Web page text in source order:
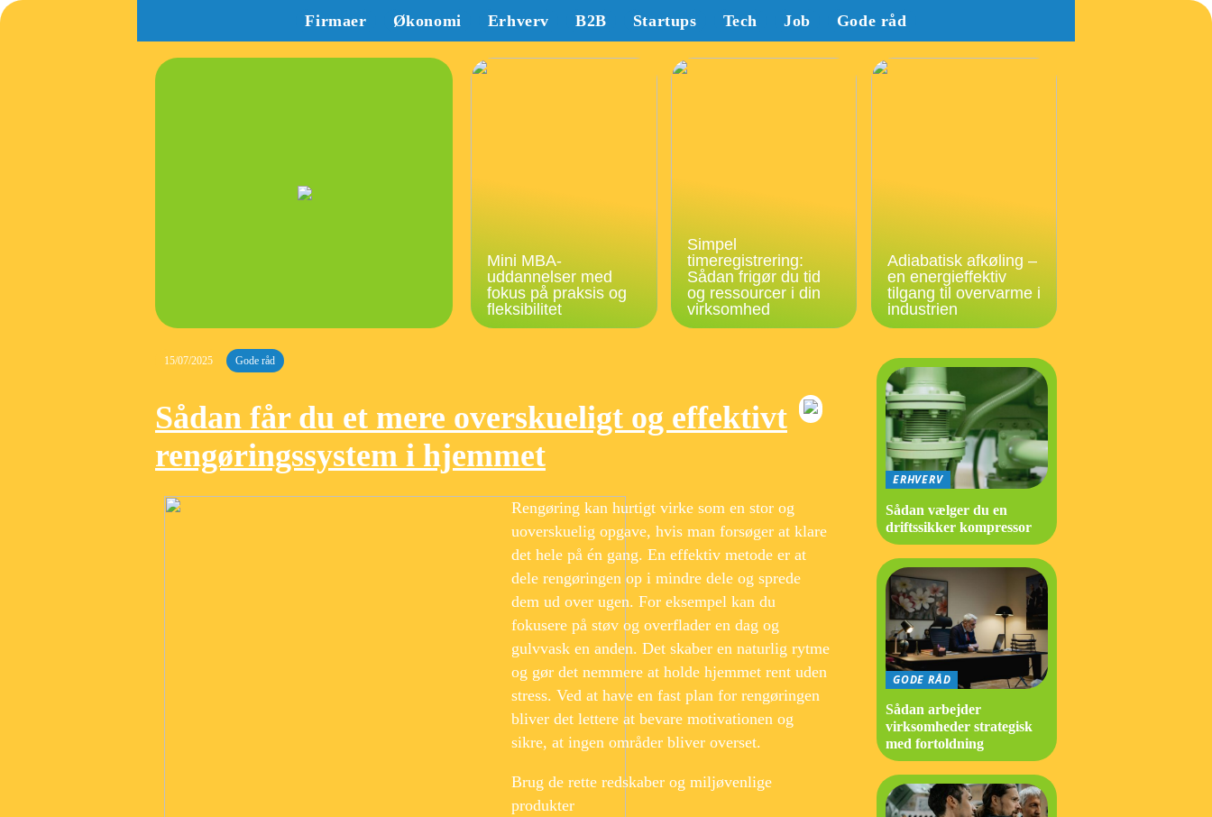
Firmaer Økonomi Erhverv B2B Startups Tech Job Gode råd
Mini MBA-
uddannelser med
fokus på praksis og
fleksibilitet
Simpel
timeregistrering:
Sådan frigør du tid
og ressourcer i din
virksomhed
Adiabatisk afkøling –
en energieffektiv
tilgang til overvarme i
industrien
15/07/2025 Gode råd
Sådan får du et mere overskueligt og effektivt
rengøringssystem i hjemmet
Rengøring kan hurtigt virke som en stor og
uoverskuelig opgave, hvis man forsøger at klare
det hele på én gang. En effektiv metode er at
dele rengøringen op i mindre dele og sprede
dem ud over ugen. For eksempel kan du
fokusere på støv og overflader en dag og
gulvvask en anden. Det skaber en naturlig rytme
og gør det nemmere at holde hjemmet rent uden
stress. Ved at have en fast plan for rengøringen
bliver det lettere at bevare motivationen og
sikre, at ingen områder bliver overset.
Brug de rette redskaber og miljøvenlige
produkter
ERHVERV
Sådan vælger du en
driftssikker kompressor
GODE RÅD
Sådan arbejder
virksomheder strategisk
med fortoldning